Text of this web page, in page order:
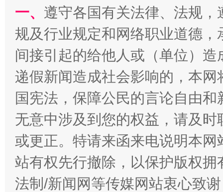
千年窑火 生生不息 一
一、 遵守各国有关法律、法规
规及行业规定和网络职业道德
间接引起的给他人或（单位）
递假新闻造成社会影响的，本
国宪法，保障公民的言论自由
无意中涉及到您的权益，请及
或更正。特请来函来电说明本
站有权先行撤除，以保护版权
法制/新闻网等传媒网站衷心致